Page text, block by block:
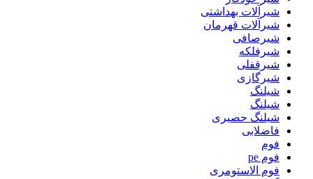
شیرآلات بهداشتی
شیرآلات قهرمان
شیرصافی
شیرفلکه
شیرقفلی
شیرگازی
شیلنگ
شیلنگ
شیلنگ حصیری
فاضلابی
فوم
فوم pe
فوم الاستومری